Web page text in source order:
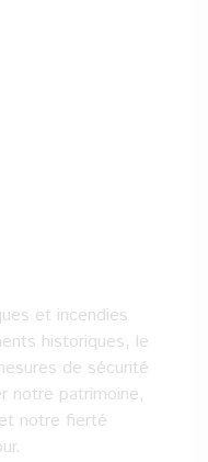
et incendies
historiques, le
de sécurité
notre patrimoine,
notre fierté